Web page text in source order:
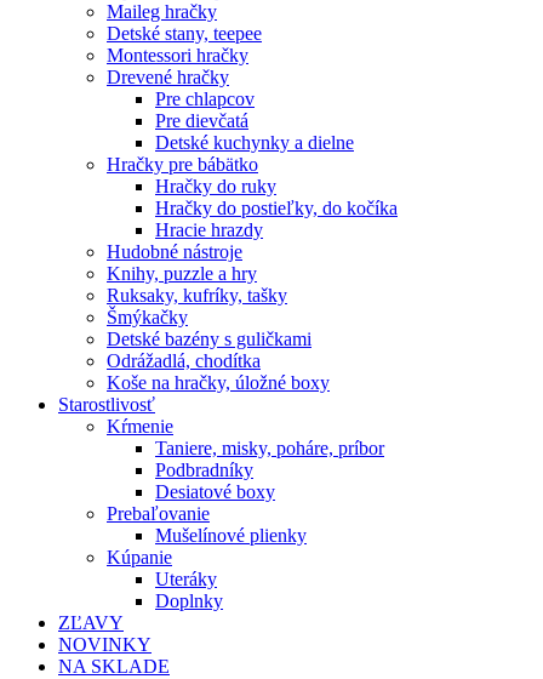
Maileg hračky
Detské stany, teepee
Montessori hračky
Drevené hračky
Pre chlapcov
Pre dievčatá
Detské kuchynky a dielne
Hračky pre bábätko
Hračky do ruky
Hračky do postieľky, do kočíka
Hracie hrazdy
Hudobné nástroje
Knihy, puzzle a hry
Ruksaky, kufríky, tašky
Šmýkačky
Detské bazény s guličkami
Odrážadlá, chodítka
Koše na hračky, úložné boxy
Starostlivosť
Kŕmenie
Taniere, misky, poháre, príbor
Podbradníky
Desiatové boxy
Prebaľovanie
Mušelínové plienky
Kúpanie
Uteráky
Doplnky
ZĽAVY
NOVINKY
NA SKLADE